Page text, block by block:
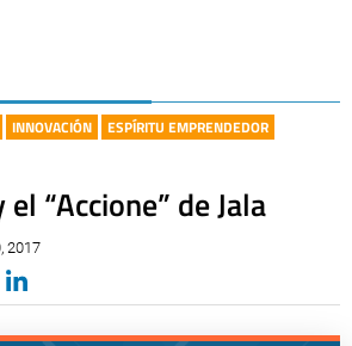
INNOVACIÓN
ESPÍRITU EMPRENDEDOR
“Accione” de Jala
2017